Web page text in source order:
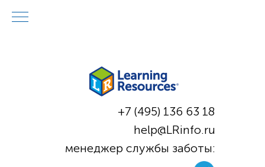
+7 (495) 136 63 18
help@LRinfo.ru
менеджер службы заботы: